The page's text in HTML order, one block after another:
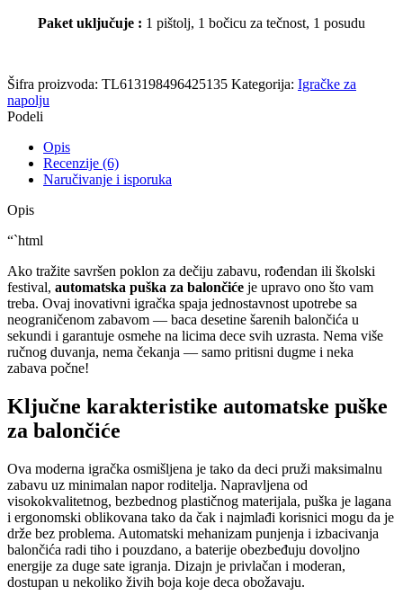
Paket uključuje : 1 pištolj, 1 bočicu za tečnost, 1 posudu
Šifra proizvoda: TL613198496425135 Kategorija: Igračke za
napolju
Podeli
Opis
Recenzije (6)
Naručivanje i isporuka
Opis
“`html
Ako tražite savršen poklon za dečiju zabavu, rođendan ili školski
festival, automatska puška za balončiće je upravo ono što vam
treba. Ovaj inovativni igračka spaja jednostavnost upotrebe sa
neograničenom zabavom — baca desetine šarenih balončića u
sekundi i garantuje osmehe na licima dece svih uzrasta. Nema više
ručnog duvanja, nema čekanja — samo pritisni dugme i neka
zabava počne!
Ključne karakteristike automatske puške
za balončiće
Ova moderna igračka osmišljena je tako da deci pruži maksimalnu
zabavu uz minimalan napor roditelja. Napravljena od
visokokvalitetnog, bezbednog plastičnog materijala, puška je lagana
i ergonomski oblikovana tako da čak i najmlađi korisnici mogu da je
drže bez problema. Automatski mehanizam punjenja i izbacivanja
balončića radi tiho i pouzdano, a baterije obezbeđuju dovoljno
energije za duge sate igranja. Dizajn je privlačan i moderan,
dostupan u nekoliko živih boja koje deca obožavaju.